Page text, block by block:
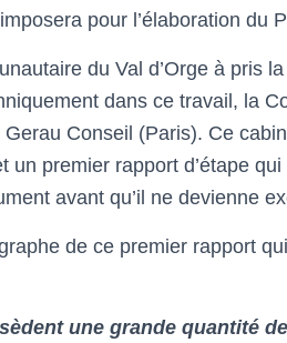
pour l’élaboration du
du Val d’Orge à pris
dans ce travail, la
Conseil (Paris). Ce
premier rapport d’étape
avant qu’il ne devienne
de ce premier rapport
une grande quantité